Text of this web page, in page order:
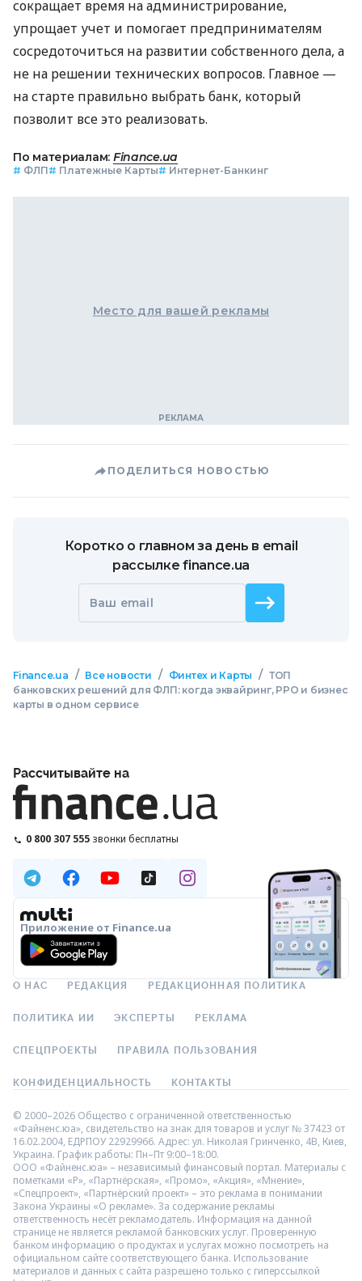
сокращает время на администрирование,
упрощает учет и помогает предпринимателям
сосредоточиться на развитии собственного дела, а
не на решении технических вопросов. Главное —
на старте правильно выбрать банк, который
позволит все это реализовать.
По материалам: Finance.ua
# ФЛП# Платежные Карты# Интернет-Банкинг
Место для вашей рекламы
ПОДЕЛИТЬСЯ НОВОСТЬЮ
Коротко о главном за день в email
рассылке finance.ua
Ваш email
Finance.ua / Все новости / Финтех и Карты / ТОП
банковских решений для ФЛП: когда эквайринг, РРО и бизнес
карты в одном сервисе
Рассчитывайте на
0 800 307 555 звонки бесплатны
Приложение от Finance.ua
О НАС РЕДАКЦИЯ РЕДАКЦИОННАЯ ПОЛИТИКА
ПОЛИТИКА ИИ ЭКСПЕРТЫ РЕКЛАМА
СПЕЦПРОЕКТЫ ПРАВИЛА ПОЛЬЗОВАНИЯ
КОНФИДЕНЦИАЛЬНОСТЬ КОНТАКТЫ
© 2000–2026 Общество с ограниченной ответственностью
«Файненс.юа», свидетельство на знак для товаров и услуг № 37423 от
16.02.2004, ЕДРПОУ 22929966. Адрес: ул. Николая Гринченко, 4В, Киев,
Украина. График работы: Пн–Пт 9:00–18:00.
ООО «Файненс.юа» – независимый финансовый портал. Материалы с
пометками «Р», «Партнёрская», «Промо», «Акция», «Мнение»,
«Спецпроект», «Партнёрский проект» – это реклама в понимании
Закона Украины «О рекламе». За содержание рекламы
ответственность несёт рекламодатель. Информация на данной
странице не является рекламой банковских услуг. Проверенную
банком информацию о продуктах и услугах можно посмотреть на
официальном сайте соответствующего банка. Использование
материалов и данных с сайта разрешено только с гиперссылкой